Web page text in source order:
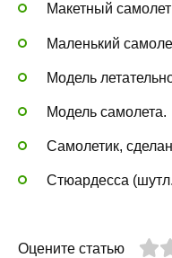
Макетный
Маленький
Модель
Модель самолета.
Самолетик,
Стюардесса
Оцените статью